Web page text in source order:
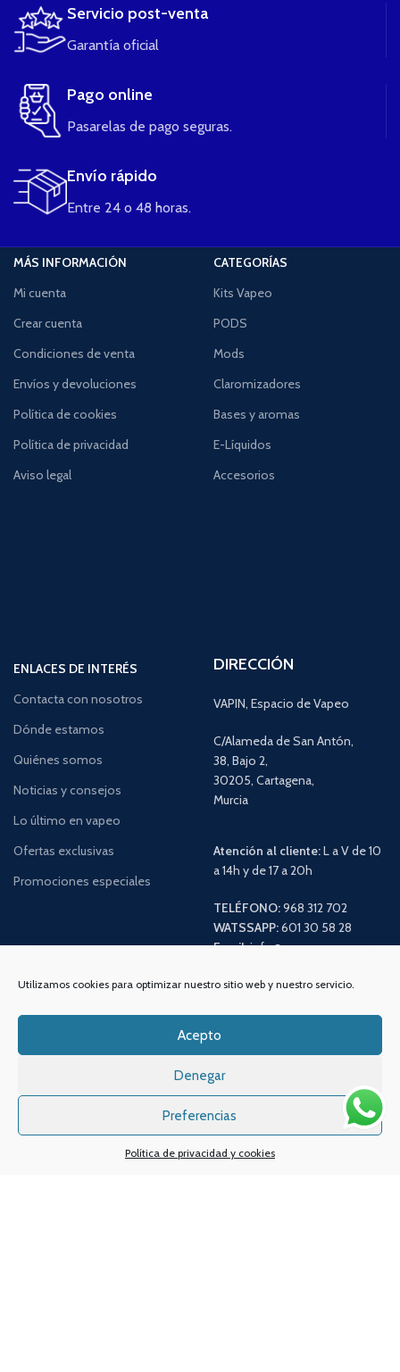
Utilizamos cookies para optimizar nuestro sitio web y nuestro servicio.
Acepto
Denegar
Preferencias
Política de privacidad y cookies
Servicio post-venta
Garantía oficial
Pago online
Pasarelas de pago seguras.
Envío rápido
Entre 24 o 48 horas.
MÁS INFORMACIÓN
Mi cuenta
Crear cuenta
Condiciones de venta
Envíos y devoluciones
Política de cookies
Política de privacidad
Aviso legal
CATEGORÍAS
Kits Vapeo
PODS
Mods
Claromizadores
Bases y aromas
E-Líquidos
Accesorios
ENLACES DE INTERÉS
Contacta con nosotros
Dónde estamos
Quiénes somos
Noticias y consejos
Lo último en vapeo
Ofertas exclusivas
Promociones especiales
DIRECCIÓN
VAPIN, Espacio de Vapeo
C/Alameda de San Antón,
38, Bajo 2,
30205, Cartagena,
Murcia
Atención al cliente:L a V de 10
a 14h y de 17 a 20h
TELÉFONO:968 312 702
WATSSAPP:601 30 58 28
Email:info@vapeo.es
Sistema de envío